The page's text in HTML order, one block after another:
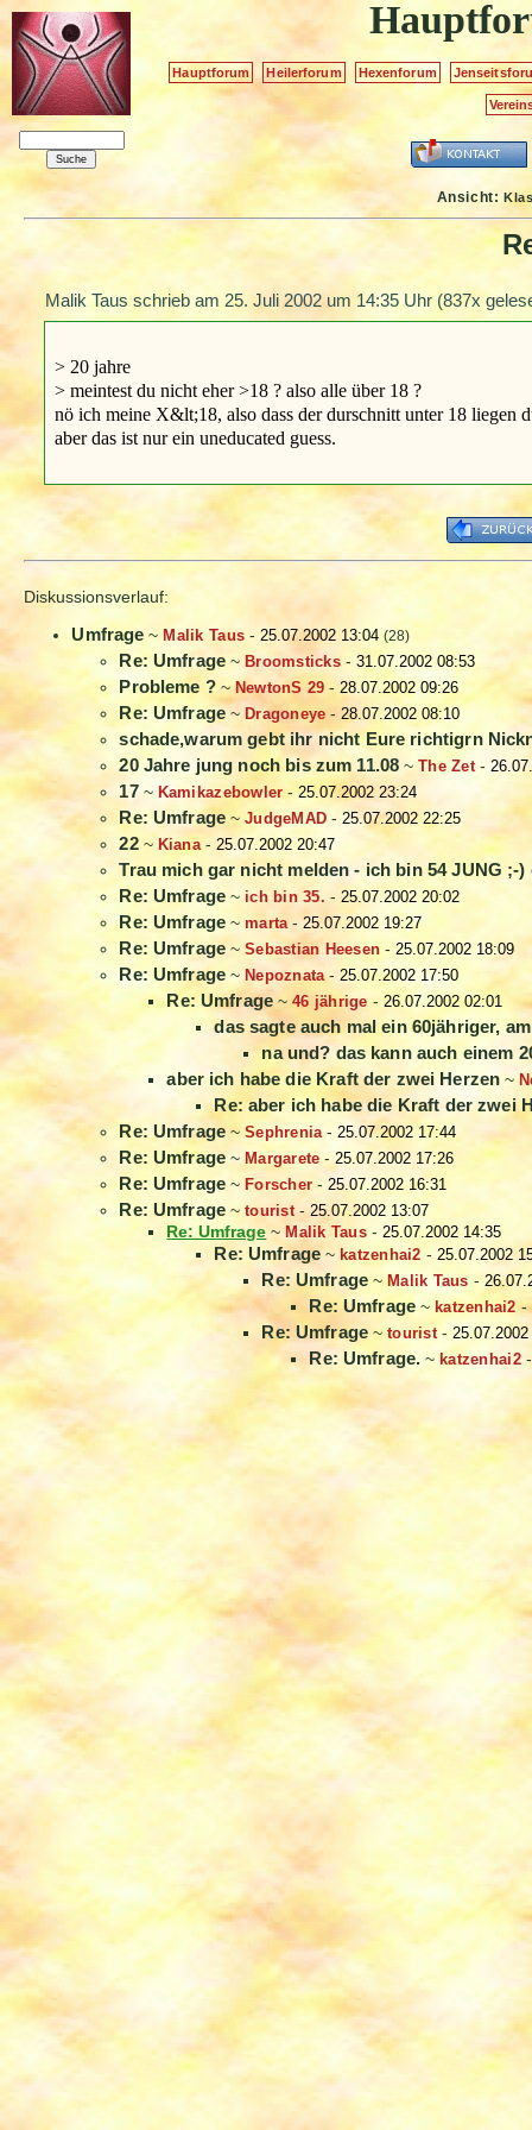
Hauptforum Heilerforum Hexenforum
Ansicht:
Malik Taus schrieb am25. Juli 2002 um 14:35 Uhr (837x
> 20 jahre
> meintest du nicht eher >18 ? also alle über 18 ?
nö ich meine X&lt;18, also dass der durschnitt unter 18 liegen
aber das ist nur ein uneducated guess.
Diskussionsverlauf:
Umfrage ~ Malik Taus -25.07.2002 13:04 (28)
Re: Umfrage ~ Broomsticks- 31.07.2002 08:53
Probleme ?~ NewtonS 29 -28.07.2002 09:26
Re: Umfrage ~ Dragoneye -28.07.2002 08:10
schade,warum gebt ihr nicht Eure richtigrn
20 Jahre jung noch bis zum 11.08 ~The Zet-
17~ Kamikazebowler -25.07.2002 23:24
Re: Umfrage ~JudgeMAD -25.07.2002 22:25
22~ Kiana- 25.07.2002 20:47
Trau mich gar nicht melden - ich bin 54 JUNG ;-)
Re: Umfrage ~ich bin 35. - 25.07.2002 20:02
Re: Umfrage ~marta-25.07.2002 19:27
Re: Umfrage ~Sebastian Heesen -25.07.2002 18:09
Re: Umfrage~ Nepoznata-25.07.2002 17:50
Re: Umfrage ~46 jährige - 26.07.2002 02:01
das sagte auch mal ein 60jähriger,
na und? das kann auch einem
aber ich habe die Kraft der zwei Herzen ~
Re: aber ich habe die Kraft der zwei
Re: Umfrage ~Sephrenia-25.07.2002 17:44
Re: Umfrage ~ Margarete -25.07.2002 17:26
Re: Umfrage ~ Forscher -25.07.2002 16:31
Re: Umfrage ~tourist-25.07.2002 13:07
Re: Umfrage~ Malik Taus- 25.07.2002 14:35
Re: Umfrage~ katzenhai2 - 25.07.2002
Re: Umfrage ~Malik Taus -
Re: Umfrage ~ katzenhai2 -
Re: Umfrage ~tourist-
Re: Umfrage. ~ katzenhai2